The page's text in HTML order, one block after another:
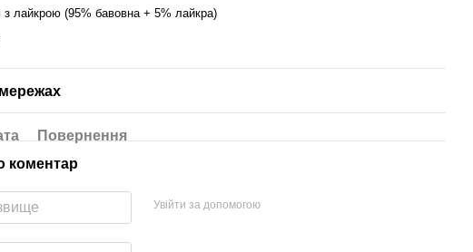
лайкрою (95% бавовна + 5% лайкра)
Повернення
коментар
Увійти за допомогою